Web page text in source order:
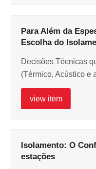
Para Além da
Escolha do
Decisões Técnicas
(Térmico, Acústico e
view item
Isolamento: O
estações